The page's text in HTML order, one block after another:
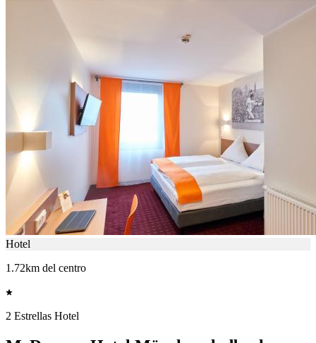
Hotel
1.72km del centro
2 Estrellas Hotel